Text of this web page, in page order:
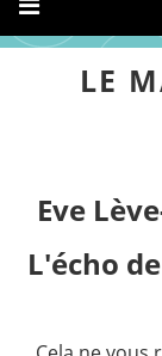
LE
Eve
L'écho